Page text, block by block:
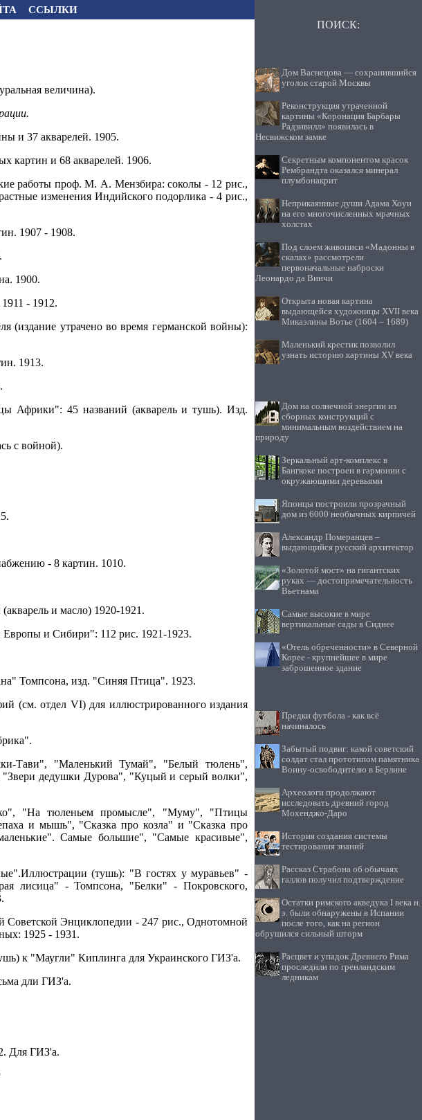
ССЫЛКИ
величина).
и 37 акварелей. 1905.
картин и 68 акварелей. 1906.
работы проф. М. А. Мензбира: соколы - 12 рис.,
изменения Индийского подорлика - 4 рис.,
1907 - 1908.
1900.
- 1912.
(издание утрачено во время германской войны):
1913.
Африки": 45 названий (акварель и тушь). Изд.
с войной).
- 8 картин. 1010.
и масло) 1920-1921.
и Сибири": 112 рис. 1921-1923.
Томпсона, изд. "Синяя Птица". 1923.
(см. отдел VI) для иллюстрированного издания
Тави", "Маленький Тумай", "Белый тюлень",
дедушки Дурова", "Куцый и серый волки",
"На тюленьем промысле", "Муму", "Птицы
и мышь", "Сказка про козла" и "Сказка про
Самые большие", "Самые красивые",
(тушь): "В гостях у муравьев" -
лисица" - Томпсона, "Белки" - Покровского,
Энциклопедии - 247 рис., Однотомной
1925 - 1931.
к "Маугли" Киплинга для Украинского ГИЗ'а.
дли ГИЗ'а.
Для ГИЗ'а.
ПОИСК:
Дом Васнецова — сохранившийся
уголок старой Москвы
Реконструкция утраченной
картины «Коронация Барбары
Радзивилл» появилась в
Несвижском замке
Секретным компонентом красок
Рембрандта оказался минерал
плумбонакрит
Неприкаянные души Адама Хоуи
на его многочисленных мрачных
холстах
Под слоем живописи «Мадонны в
скалах» рассмотрели
первоначальные наброски
Леонардо да Винчи
Открыта новая картина
выдающейся художницы XVII века
Микаэлины Вотье (1604 – 1689)
Маленький крестик позволил
узнать историю картины XV века
Дом на солнечной энергии из
сборных конструкций с
минимальным воздействием на
природу
Зеркальный арт-комплекс в
Бангкоке построен в гармонии с
окружающими деревьями
Японцы построили прозрачный
дом из 6000 необычных кирпичей
Александр Померанцев –
выдающийся русский архитектор
«Золотой мост» на гигантских
руках — достопримечательность
Вьетнама
Самые высокие в мире
вертикальные сады в Сиднее
«Отель обреченности» в Северной
Корее - крупнейшее в мире
заброшенное здание
Предки футбола - как всё
начиналось
Забытый подвиг: какой советский
солдат стал прототипом памятника
Воину-освободителю в Берлине
Археологи продолжают
исследовать древний город
Мохенджо-Даро
История создания системы
тестирования знаний
Рассказ Страбона об обычаях
галлов получил подтверждение
Остатки римского акведука I века н.
э. были обнаружены в Испании
после того, как на регион
обрушился сильный шторм
Расцвет и упадок Древнего Рима
проследили по гренландским
ледникам